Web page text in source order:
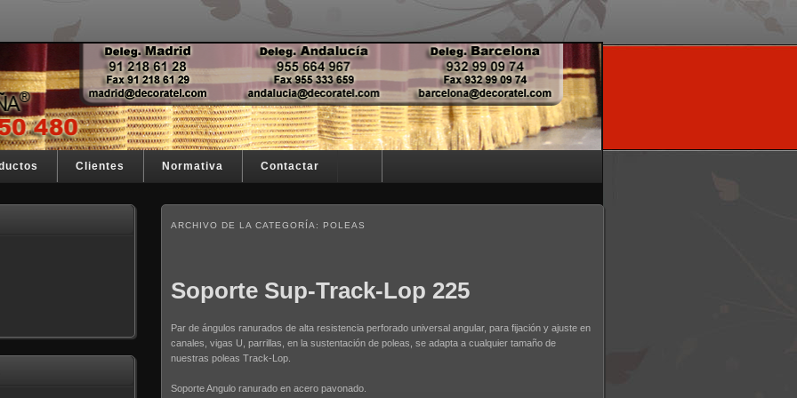
razón de ser
Clientes Normativa Contactar
ARCHIVO DE LA CATEGORÍA: POLEAS
Soporte Sup-Track-Lop 225
Par de ángulos ranurados de alta resistencia perforado universal angular, para fijación y ajuste en
canales, vigas U, parrillas, en la sustentación de poleas, se adapta a cualquier tamaño de
nuestras poleas Track-Lop.
Soporte Angulo ranurado en acero pavonado.